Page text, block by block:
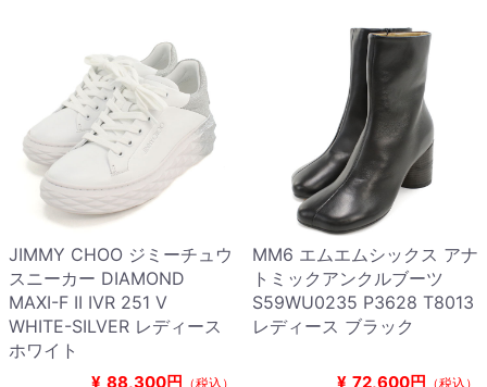
JIMMY CHOO ジミーチュウ
スニーカー DIAMOND
MAXI-F II IVR 251 V
WHITE-SILVER レディース
ホワイト
¥ 88,300円 （税込）
MM6 エムエムシックス アナ
トミックアンクルブーツ
S59WU0235 P3628 T8013
レディース ブラック
¥ 72,600円 （税込）